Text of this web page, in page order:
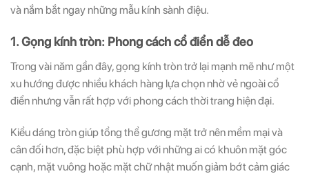
và nắm bắt ngay những mẫu kính sành điệu.
1. Gọng kính tròn: Phong cách cổ điển dễ đeo
Trong vài năm gần đây, gọng kính tròn trở lại mạnh mẽ như một
xu hướng được nhiều khách hàng lựa chọn nhờ vẻ ngoài cổ
điển nhưng vẫn rất hợp với phong cách thời trang hiện đại.
Kiểu dáng tròn giúp tổng thể gương mặt trở nên mềm mại và
cân đối hơn, đặc biệt phù hợp với những ai có khuôn mặt góc
cạnh, mặt vuông hoặc mặt chữ nhật muốn giảm bớt cảm giác